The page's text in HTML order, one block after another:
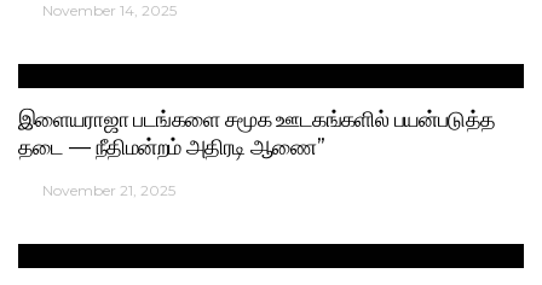
November 14, 2025
இளையராஜா படங்களை சமூக ஊடகங்களில் பயன்படுத்த
தடை — நீதிமன்றம் அதிரடி ஆணை”
November 21, 2025